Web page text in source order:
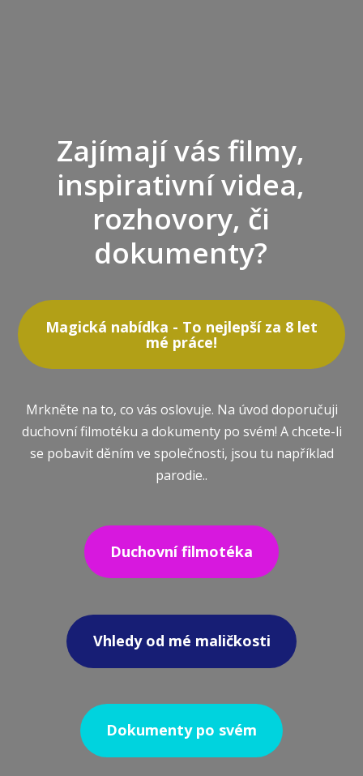
Zajímají vás filmy,
inspirativní videa,
rozhovory, či
dokumenty?
Magická nabídka - To nejlepší za 8 let
mé práce!
Mrkněte na to, co vás oslovuje. Na úvod doporučuji
duchovní filmotéku a dokumenty po svém! A chcete-li
se pobavit děním ve společnosti, jsou tu například
parodie..
Duchovní filmotéka
Vhledy od mé maličkosti
Dokumenty po svém